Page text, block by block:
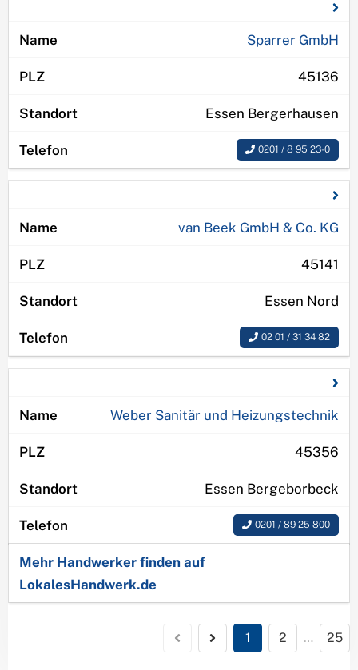
Sparrer GmbH
45136
Essen Bergerhausen
0201 / 8 95 23-0
van Beek GmbH & Co. KG
45141
Essen Nord
02 01 / 31 34 82
Weber Sanitär und Heizungstechnik
45356
Essen Bergeborbeck
0201 / 89 25 800
Mehr Handwerker finden auf
LokalesHandwerk.de
1 2 … 25